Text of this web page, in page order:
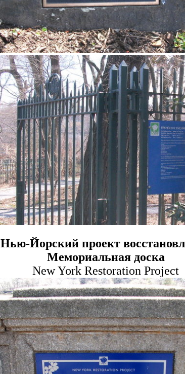
Нью-Йорский проект
Мемориальная доска
New York Restoration Project